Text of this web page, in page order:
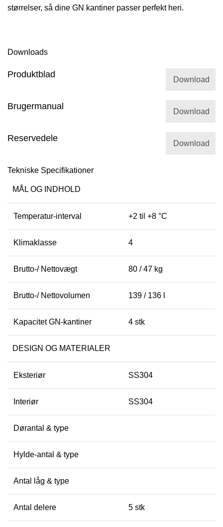
størrelser, så dine GN kantiner passer perfekt heri.
Downloads
Produktblad
Download
Brugermanual
Download
Reservedele
Download
Tekniske Specifikationer
MÅL OG INDHOLD
Temperatur-interval +2 til +8 °C
Klimaklasse 4
Brutto-/ Nettovægt 80 / 47 kg
Brutto-/ Nettovolumen 139 / 136 l
Kapacitet GN-kantiner 4 stk
DESIGN OG MATERIALER
Eksteriør SS304
Interiør SS304
Dørantal & type
Hylde-antal & type
Antal låg & type
Antal delere 5 stk